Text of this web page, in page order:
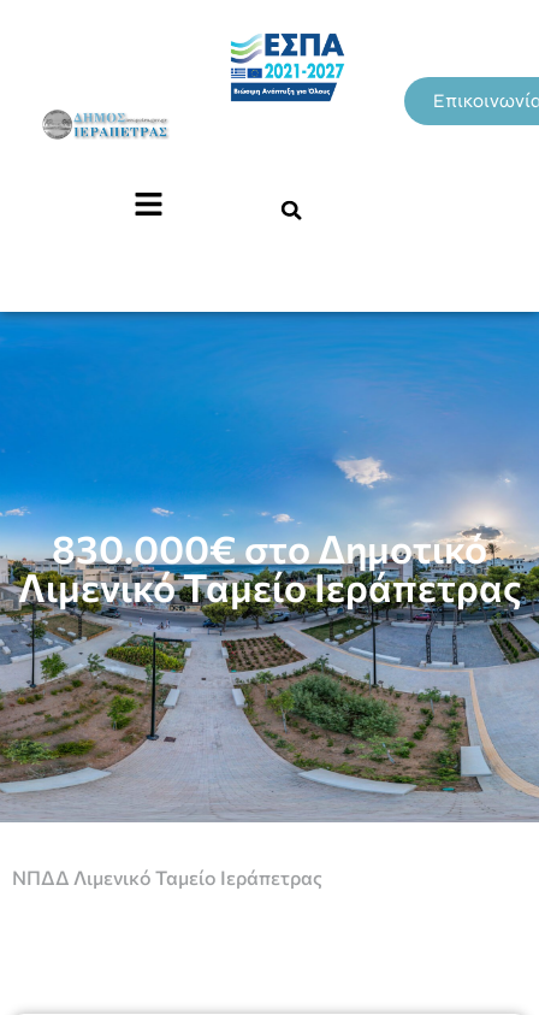
830.000€ στο Δημοτικό
Λιμενικό Ταμείο Ιεράπετρας
ΝΠΔΔ Λιμενικό Ταμείο Ιεράπετρας